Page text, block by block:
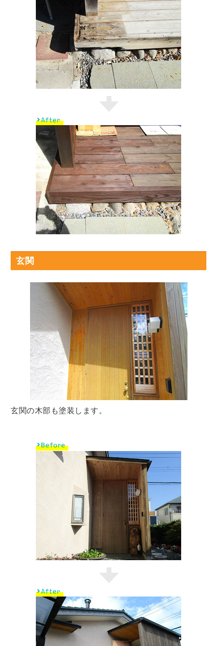
玄関
玄関の木部も塗装します。